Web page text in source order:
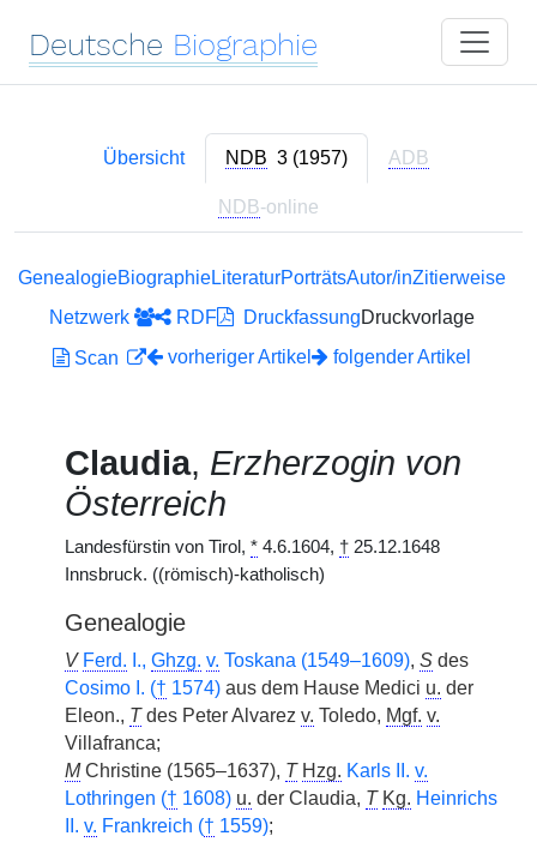
Deutsche Biographie
Übersicht NDB 3 (1957) ADB
NDB-online
GenealogieBiographieLiteraturPorträtsAutor/inZitierweise
Netzwerk
RDF DruckfassungDruckvorlage
Scan
vorheriger Artikel folgender Artikel
Claudia, Erzherzogin von
Österreich
Landesfürstin von Tirol, * 4.6.1604, † 25.12.1648
Innsbruck. ((römisch)-katholisch)
Genealogie
V Ferd. I., Ghzg. v. Toskana (1549–1609), S des
Cosimo I. († 1574) aus dem Hause Medici u. der
Eleon., Tdes Peter Alvarez v. Toledo, Mgf. v.
Villafranca;
MChristine (1565–1637), T Hzg. Karls II. v.
Lothringen († 1608) u. der Claudia, T Kg. Heinrichs
II. v. Frankreich († 1559);